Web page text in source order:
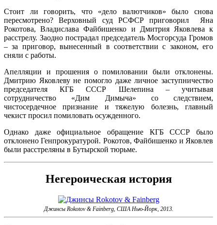
Стоит ли говорить, что «дело валютчиков» было снова
пересмотрено? Верховный суд РСФСР приговорил Яна
Рокотова, Владислава Файбишенко и Дмитрия Яковлева к
расстрелу. Заодно пострадал председатель Мосгорсуда Громов
– за приговор, вынесенный в соответствии с законом, его
сняли с работы.
Апелляции и прошения о помиловании были отклонены.
Дмитрию Яковлеву не помогло даже личное заступничество
председателя КГБ СССР Шелепина – учитывая
сотрудничество «Дим Димыча» со следствием,
чистосердечное признание и тяжелую болезнь, главный
чекист просил помиловать осужденного.
Однако даже официальное обращение КГБ СССР было
отклонено Генпрокуратурой. Рокотов, Файбишенко и Яковлев
были расстреляны в Бутырской тюрьме.
Негероическая история
Джинсы Rokotov & Fainberg, США Нью-Йорк, 2013.